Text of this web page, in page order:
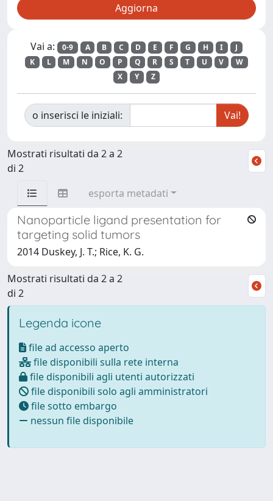
Vai a: 0-9 A B C D E F G H I
J
K
L M N O P Q R S T U V
W
X
Y Z
o inserisci le iniziali:
Mostrati risultati da 2 a 2
di 2
esporta metadati
Nanoparticle ligand presentation for
targeting solid tumors
2014 Duskey, J. T.; Rice, K. G.
Mostrati risultati da 2 a 2
di 2
Legenda icone
file ad accesso aperto
file disponibili sulla rete interna
file disponibili agli utenti autorizzati
file disponibili solo agli amministratori
file sotto embargo
nessun file disponibile